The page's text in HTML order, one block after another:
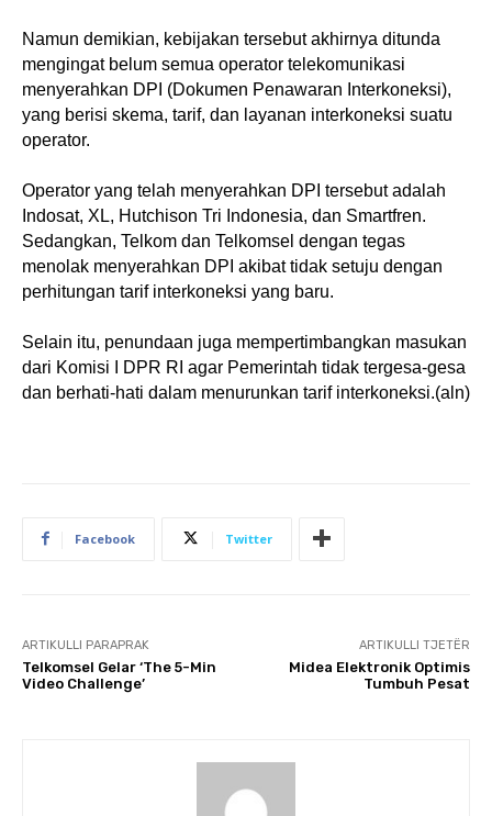
Namun demikian, kebijakan tersebut akhirnya ditunda
mengingat belum semua operator telekomunikasi
menyerahkan DPI (Dokumen Penawaran Interkoneksi),
yang berisi skema, tarif, dan layanan interkoneksi suatu
operator.
Operator yang telah menyerahkan DPI tersebut adalah
Indosat, XL, Hutchison Tri Indonesia, dan Smartfren.
Sedangkan, Telkom dan Telkomsel dengan tegas
menolak menyerahkan DPI akibat tidak setuju dengan
perhitungan tarif interkoneksi yang baru.
Selain itu, penundaan juga mempertimbangkan masukan
dari Komisi I DPR RI agar Pemerintah tidak tergesa-gesa
dan berhati-hati dalam menurunkan tarif interkoneksi.(aln)
Facebook Twitter
ARTIKULLI PARAPRAK
Telkomsel Gelar ‘The 5-Min
Video Challenge’
ARTIKULLI TJETËR
Midea Elektronik Optimis
Tumbuh Pesat